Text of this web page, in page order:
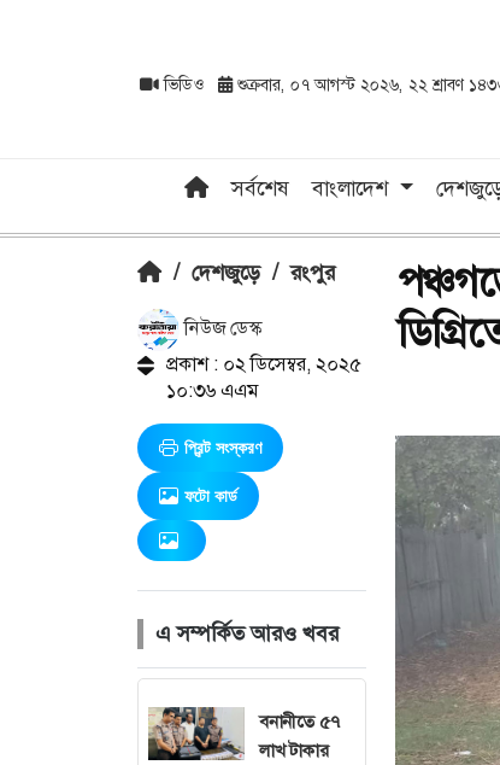
ভিডিও শুক্রবার, ০৭ আগস্ট ২০২৬, ২২ শ্রাবণ
সর্বশেষ বাংলাদেশ
/ দেশজুড়ে / রংপুর
নিউজ ডেস্ক
প্রকাশ : ০২ ডিসেম্বর, ২০২৫
১০:৩৬ এএম
প্রিন্ট সংস্করণ
ফটো কার্ড
এ সম্পর্কিত আরও খবর
বনানীতে ৫৭
লাখ টাকার